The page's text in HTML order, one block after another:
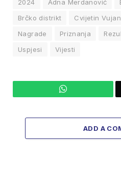
2024 Adna Merdanović
Brčko distrikt
Cvijetin
Nagrade
Priznanja
Uspjesi
Vijesti
WhatsApp
ADD A